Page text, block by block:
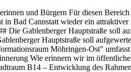
und Bürgern Für diesen
in Bad Cannstatt wieder ein
Die Gablenberger Hauptstraße soll
Hauptstraße soll
Möhringen-Ost"
Wie erinnern wir im
B14 – Entwicklung des